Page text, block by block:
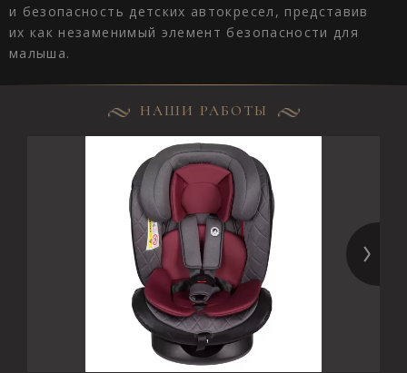
и безопасность детских автокресел, представив
их как незаменимый элемент безопасности для
малыша.
НАШИ РАБОТЫ